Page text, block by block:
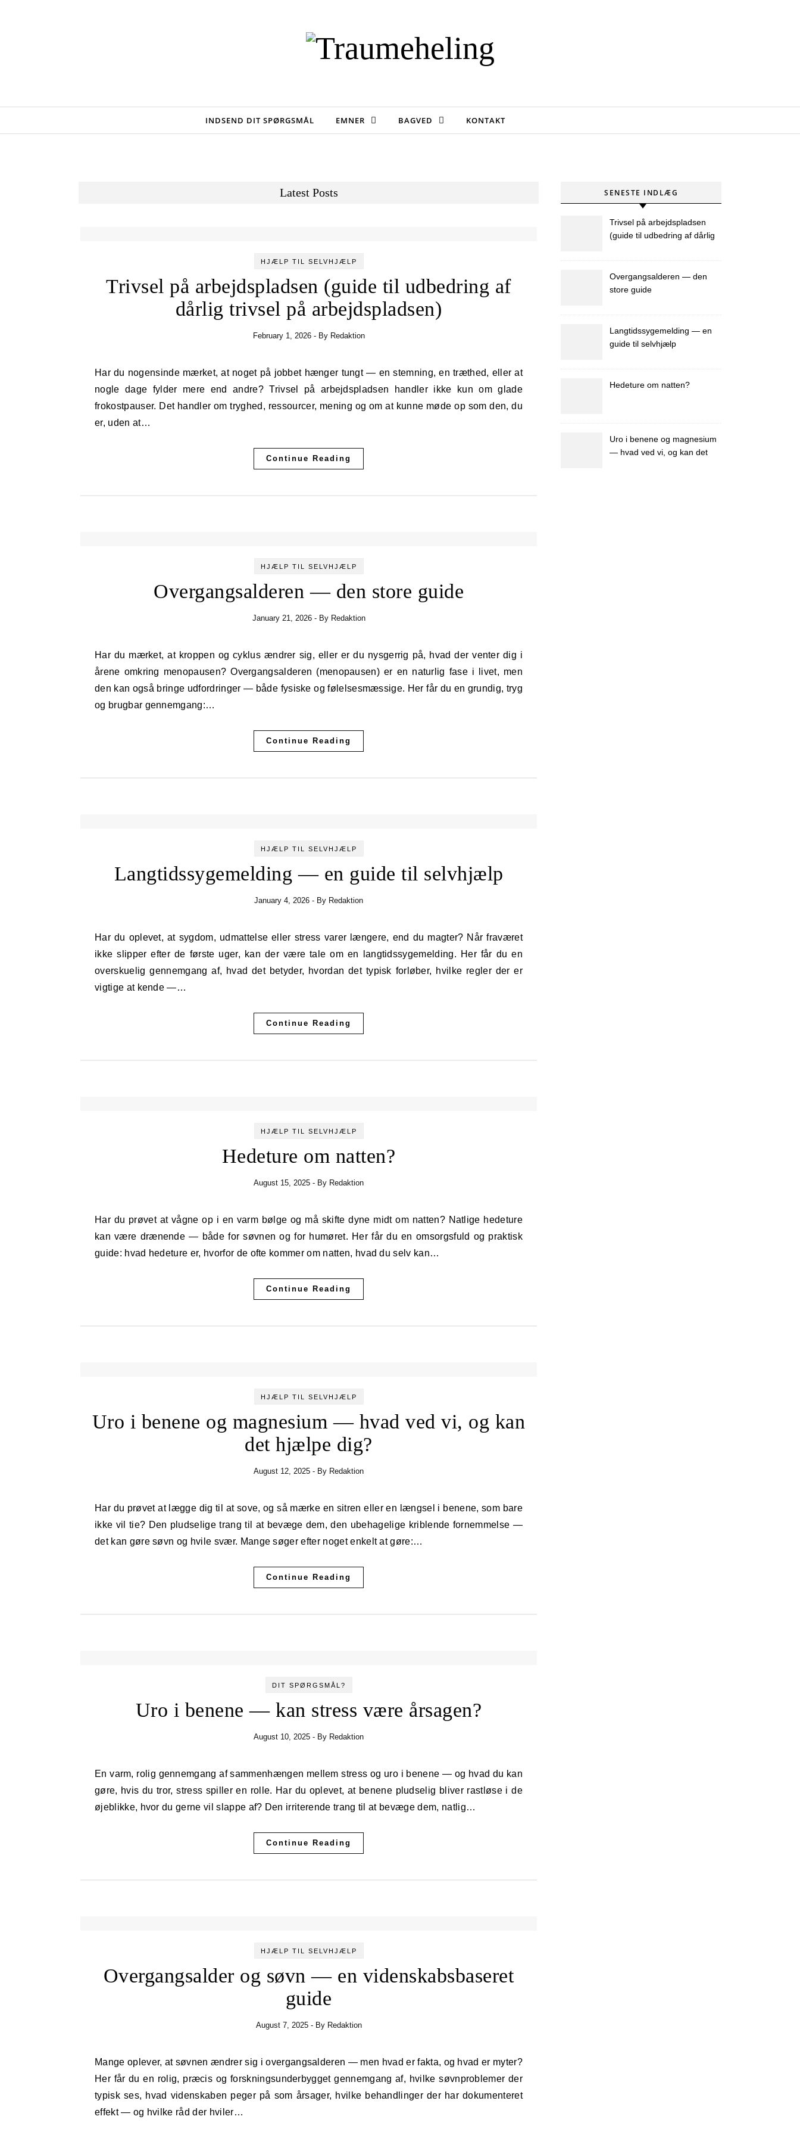
INDSEND DIT SPØRGSMÅL EMNER BAGVED KONTAKT
Latest Posts
HJÆLP TIL SELVHJÆLP
Trivsel på arbejdspladsen (guide til udbedring af
dårlig trivsel på arbejdspladsen)
February 1, 2026 - By Redaktion
Har du nogensinde mærket, at noget på jobbet hænger tungt — en stemning, en træthed, eller at
nogle dage fylder mere end andre? Trivsel på arbejdspladsen handler ikke kun om glade
frokostpauser. Det handler om tryghed, ressourcer, mening og om at kunne møde op som den, du
er, uden at…
Continue Reading
HJÆLP TIL SELVHJÆLP
Overgangsalderen — den store guide
January 21, 2026 - By Redaktion
Har du mærket, at kroppen og cyklus ændrer sig, eller er du nysgerrig på, hvad der venter dig i
årene omkring menopausen? Overgangsalderen (menopausen) er en naturlig fase i livet, men
den kan også bringe udfordringer — både fysiske og følelsesmæssige. Her får du en grundig, tryg
og brugbar gennemgang:…
Continue Reading
HJÆLP TIL SELVHJÆLP
Langtidssygemelding — en guide til selvhjælp
January 4, 2026 - By Redaktion
Har du oplevet, at sygdom, udmattelse eller stress varer længere, end du magter? Når fraværet
ikke slipper efter de første uger, kan der være tale om en langtidssygemelding. Her får du en
overskuelig gennemgang af, hvad det betyder, hvordan det typisk forløber, hvilke regler der er
vigtige at kende —…
Continue Reading
HJÆLP TIL SELVHJÆLP
Hedeture om natten?
August 15, 2025 - By Redaktion
Har du prøvet at vågne op i en varm bølge og må skifte dyne midt om natten? Natlige hedeture
kan være drænende — både for søvnen og for humøret. Her får du en omsorgsfuld og praktisk
guide: hvad hedeture er, hvorfor de ofte kommer om natten, hvad du selv kan…
Continue Reading
HJÆLP TIL SELVHJÆLP
Uro i benene og magnesium — hvad ved vi, og kan
det hjælpe dig?
August 12, 2025 - By Redaktion
Har du prøvet at lægge dig til at sove, og så mærke en sitren eller en længsel i benene, som bare
ikke vil tie? Den pludselige trang til at bevæge dem, den ubehagelige kriblende fornemmelse —
det kan gøre søvn og hvile svær. Mange søger efter noget enkelt at gøre:…
Continue Reading
DIT SPØRGSMÅL?
Uro i benene — kan stress være årsagen?
August 10, 2025 - By Redaktion
En varm, rolig gennemgang af sammenhængen mellem stress og uro i benene — og hvad du kan
gøre, hvis du tror, stress spiller en rolle. Har du oplevet, at benene pludselig bliver rastløse i de
øjeblikke, hvor du gerne vil slappe af? Den irriterende trang til at bevæge dem, natlig…
Continue Reading
HJÆLP TIL SELVHJÆLP
Overgangsalder og søvn — en videnskabsbaseret
guide
August 7, 2025 - By Redaktion
Mange oplever, at søvnen ændrer sig i overgangsalderen — men hvad er fakta, og hvad er myter?
Her får du en rolig, præcis og forskningsunderbygget gennemgang af, hvilke søvnproblemer der
typisk ses, hvad videnskaben peger på som årsager, hvilke behandlinger der har dokumenteret
effekt — og hvilke råd der hviler…
SENESTE INDLÆG
Trivsel på arbejdspladsen
(guide til udbedring af dårlig
Overgangsalderen — den
store guide
Langtidssygemelding — en
guide til selvhjælp
Hedeture om natten?
Uro i benene og magnesium
— hvad ved vi, og kan det